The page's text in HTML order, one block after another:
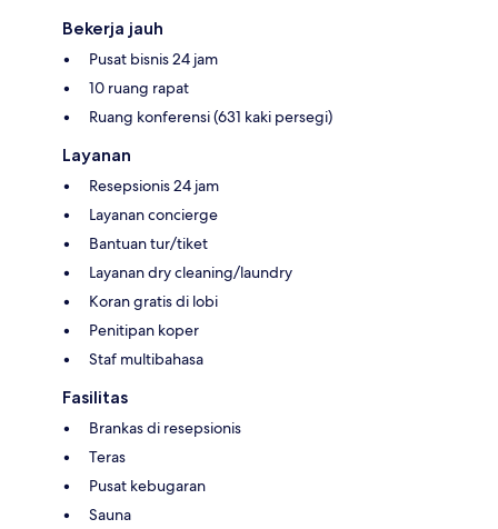
Bekerja jauh
Pusat bisnis 24 jam
10 ruang rapat
Ruang konferensi (631 kaki persegi)
Layanan
Resepsionis 24 jam
Layanan concierge
Bantuan tur/tiket
Layanan dry cleaning/laundry
Koran gratis di lobi
Penitipan koper
Staf multibahasa
Fasilitas
Brankas di resepsionis
Teras
Pusat kebugaran
Sauna